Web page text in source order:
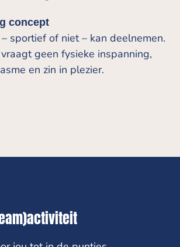
concept
sportief of niet – kan deelnemen.
geen fysieke inspanning,
en zin in plezier.